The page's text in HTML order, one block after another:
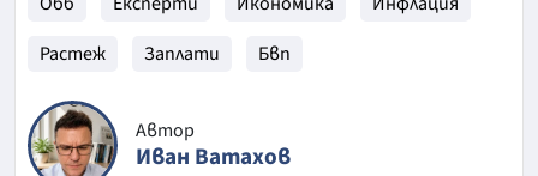
Растеж
Заплати Бвп
Автор
Иван Ватахов